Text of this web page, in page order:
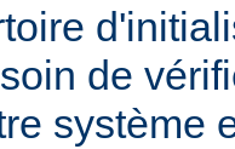
de
système